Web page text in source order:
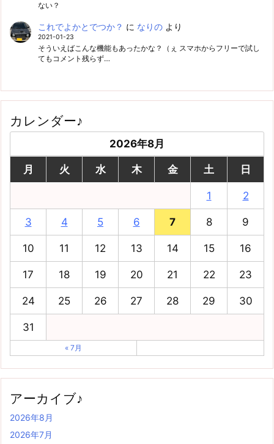
ない？
これでよかとでつか？ に なりのより
2021-01-23
そういえばこんな機能もあったかな？（ぇ スマホからフリーで試し
てもコメント残らず…
カレンダー♪
2026年8月
月 火 水 木 金 土 日
1 2
3 4 5 6 7 8 9
10 11 12 13 14 15 16
17 18 19 20 21 22 23
24 25 26 27 28 29 30
31
« 7月
アーカイブ♪
2026年8月
2026年7月